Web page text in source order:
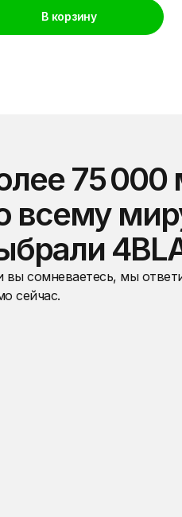
В корзину
75 000
всему
вы сомневаетесь, мы
сейчас.